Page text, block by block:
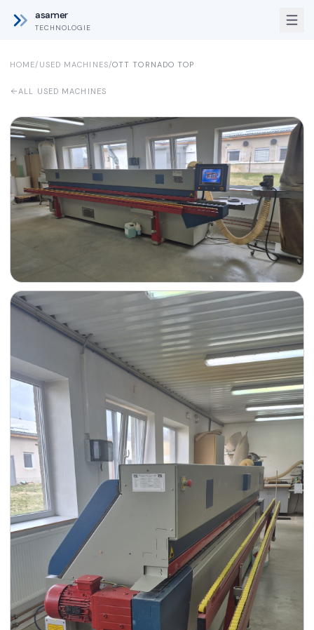
asamer
TECHNOLOGIE
HOME/ USED MACHINES/OTT TORNADO TOP
ALL USED MACHINES